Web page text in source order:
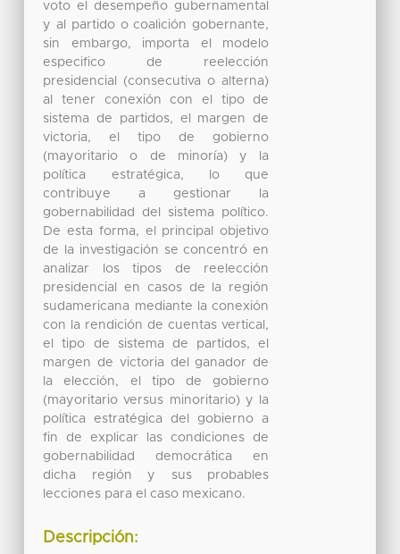
voto el desempeño gubernamental
y al partido o coalición gobernante,
sin embargo, importa el modelo
especifico de reelección
presidencial (consecutiva o alterna)
al tener conexión con el tipo de
sistema de partidos, el margen de
victoria, el tipo de gobierno
(mayoritario o de minoría) y la
política estratégica, lo que
contribuye a gestionar la
gobernabilidad del sistema político.
De esta forma, el principal objetivo
de la investigación se concentró en
analizar los tipos de reelección
presidencial en casos de la región
sudamericana mediante la conexión
con la rendición de cuentas vertical,
el tipo de sistema de partidos, el
margen de victoria del ganador de
la elección, el tipo de gobierno
(mayoritario versus minoritario) y la
política estratégica del gobierno a
fin de explicar las condiciones de
gobernabilidad democrática en
dicha región y sus probables
lecciones para el caso mexicano.
Descripción: